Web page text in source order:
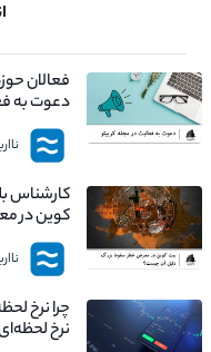
فعالان
دعوت به
کارشناس
کوین در
چیست؟
چرا نرخ
نرخ